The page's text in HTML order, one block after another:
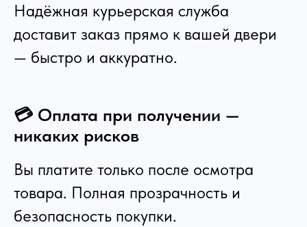
Надёжная курьерская служба
доставит заказ прямо к вашей двери
— быстро и аккуратно.
💳 Оплата при получении —
никаких рисков
Вы платите только после осмотра
товара. Полная прозрачность и
безопасность покупки.